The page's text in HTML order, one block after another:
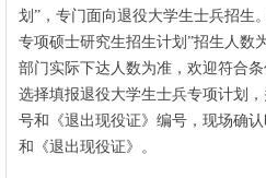
划”，专门面向退役大学生士兵招生
专项硕士研究生招生计划”招生人数
部门实际下达人数为准，欢迎符合
选择填报退役大学生士兵专项计划
号和《退出现役证》编号，现场确
和《退出现役证》。